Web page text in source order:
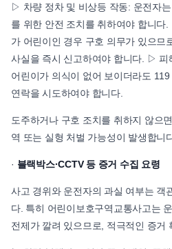
▷ 차량 정차 및 비상등 작동: 운전자
를 위한 안전 조치를 취하여야 합니
가 어린이인 경우 구호 의무가 있으므
사실을 즉시 신고하여야 합니다. ▷ 피
어린이가 의식이 없어 보이더라도
연락을 시도하여야 합니다.
도주하거나 구호 조치를 취하지 않으
역 또는 실형 처벌 가능성이 발생합니
· 블랙박스·CCTV 등 증거 수집 요령
사고 경위와 운전자의 과실 여부는 객
다. 특히 어린이보호구역교통사고는
전제가 깔려 있으므로, 적극적인 증거